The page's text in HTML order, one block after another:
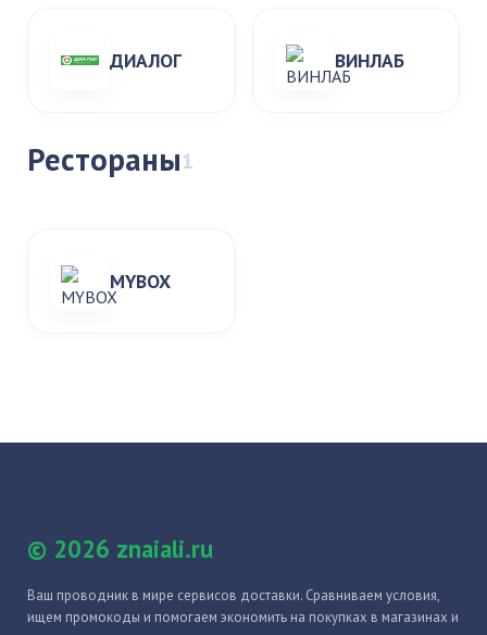
ДИАЛОГ ВИНЛАБ
Рестораны1
MYBOX
© 2026 znaiali.ru
Ваш проводник в мире сервисов доставки. Сравниваем условия,
ищем промокоды и помогаем экономить на покупках в магазинах и